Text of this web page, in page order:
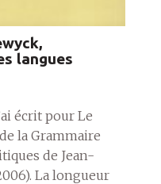
langues
écrit pour Le
la Grammaire
de Jean-
La longueur